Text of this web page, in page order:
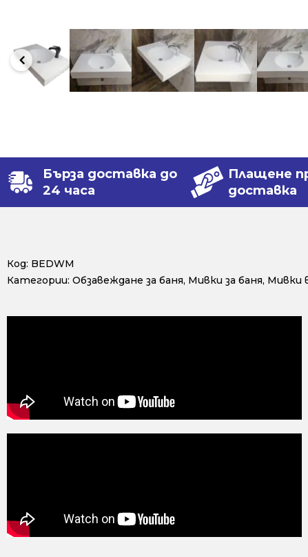
Бърза доставка до
24 часа
Плащене
доставка
Код: BEDWM
Категории: Обзавеждане за баня, Мивки за баня, Мивки